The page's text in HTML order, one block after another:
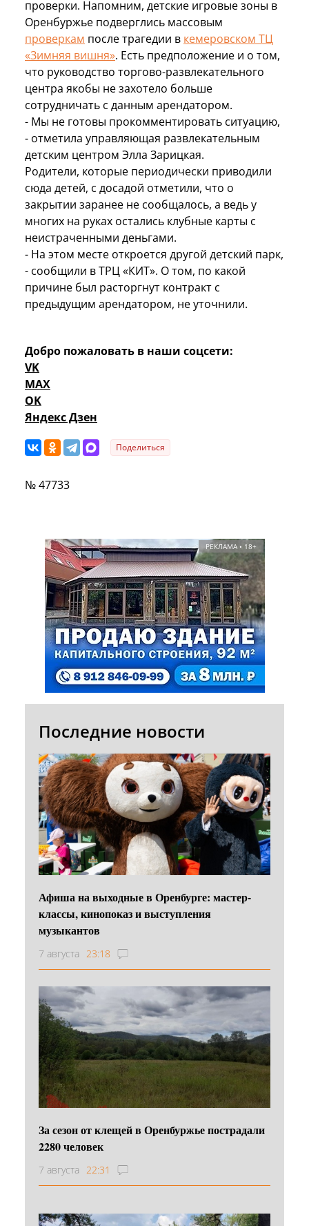
проверки. Напомним, детские игровые зоны в
Оренбуржье подверглись массовым
проверкам после трагедии в кемеровском ТЦ
«Зимняя вишня». Есть предположение и о том,
что руководство торгово-развлекательного
центра якобы не захотело больше
сотрудничать с данным арендатором.
- Мы не готовы прокомментировать ситуацию,
- отметила управляющая развлекательным
детским центром Элла Зарицкая.
Родители, которые периодически приводили
сюда детей, с досадой отметили, что о
закрытии заранее не сообщалось, а ведь у
многих на руках остались клубные карты с
неистраченными деньгами.
- На этом месте откроется другой детский парк,
- сообщили в ТРЦ «КИТ». О том, по какой
причине был расторгнут контракт с
предыдущим арендатором, не уточнили.
Добро пожаловать в наши соцсети:
VK
MAX
OK
Яндекс Дзен
Поделиться
№ 47733
РЕКЛАМА • 18+
Последние новости
Афиша на выходные в Оренбурге: мастер-
классы, кинопоказ и выступления
музыкантов
7 августа 23:18
За сезон от клещей в Оренбуржье пострадали
2280 человек
7 августа 22:31